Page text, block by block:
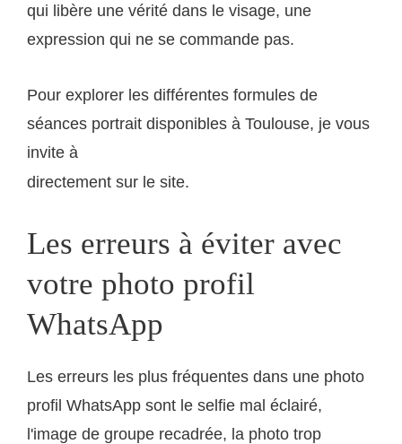
qui libère une vérité dans le visage, une
expression qui ne se commande pas.
Pour explorer les différentes formules de
séances portrait disponibles à Toulouse, je vous
invite à
directement sur le site.
Les erreurs à éviter avec
votre photo profil
WhatsApp
Les erreurs les plus fréquentes dans une photo
profil WhatsApp sont le selfie mal éclairé,
l'image de groupe recadrée, la photo trop